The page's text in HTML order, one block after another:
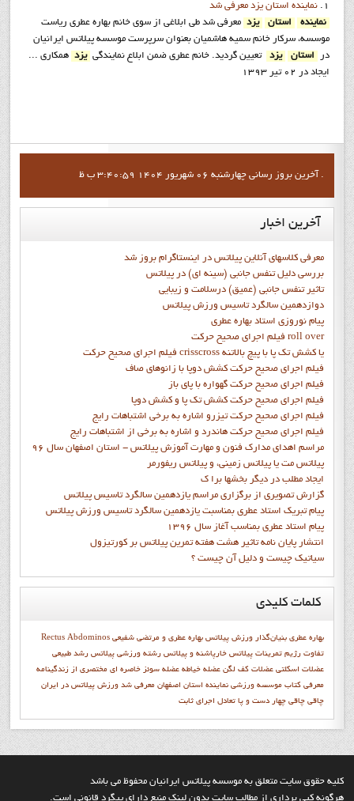
1.
نماينده استان يزد معرفي شد
نماينده
استان يزد معرفي شد طي ابلاغي از سوي خانم بهاره عطري رياست
موسسه، سرکار خانم سميه هاشميان بعنوان سرپرست موسسه پيلاتس ايرانيان
در
استان يزد تعيين گرديد. خانم عطری ضمن ابلاع نمایندگی يزد همکاری ...
ایجاد در 02 تیر 1393
آخرين بروز رساني چهارشنبه 06 شهریور 1404 3:40:59 ب ظ .
آخرین اخبار
معرفی کلاسهای آنلاین پیلاتس در اینستاگرام بروز شد
بررسی دلیل تنفس جانبی (سینه ای) در پیلاتس
تاثیر تنفس جانبی (عمیق) درسلامت و زیبایی
دوازدهمين سالگرد تاسيس ورزش پيلاتس
پيام نوروزي استاد بهاره عطري
فيلم اجراي صحيح حرکت roll over
فيلم اجراي صحيح حركت crisscross يا كشش تك پا با پيچ بالاتنه
فيلم اجراي صحيح حرکت كشش دوپا با زانوهاي صاف
فيلم اجراي صحيح حرکت گهواره با پاي باز
فيلم اجراي صحيح حرکت کشش تک پا و کشش دوپا
فيلم اجراي صحيح حرکت تيزرو اشاره به برخي اشتباهات رايج
فيلم اجراي صحيح حرکت هاندرد و اشاره به برخي از اشتباهات رايج
مراسم اهدای مدارک فنون و مهارت آموزش پیلاتس - استان اصفهان سال 96
پیلاتس مت یا پیلاتس زمینی، و پیلاتس ریفورمر
ايجاد مطلب در ديگر بخشها برا ک
گزارش تصويري از برگزاري مراسم يازدهمين سالگرد تاسيس پيلاتس
پيام تبريک استاد عطري بمناسبت يازدهمين سالگرد تاسيس ورزش پيلاتس
پيام استاد عطري بمناسب آغاز سال 1396
انتشار پايان نامه تاثیر هشت هفته تمرین پیلاتس بر کورتیزول
سیاتیک چیست و دلیل آن چیست ؟
کلماتکلیدی
Rectus Abdominos بهاره عطري بنيان‌گذار ورزش پيلاتس بهاره عطري و مرتضي شفيعي
تفاوت رژيم تمرینات پیلاتس خارپاشنه و پیلاتس رشته ورزشي پيلاتس رشد طبيعي
عضلات اسکلتی عضلات کف لگن عضله خیاطه عضله سوئز خاصره ای مختصري از زندگينامه
معرفي کتاب موسسه ورزشي نماينده استان اصفهان معرفي شد ورزش پيلاتس در ايران
چاقي چاقی چهار دست و پا تعادل اجراي ثابت
کليه حقوق سايت متعلق به موسسه پيلاتس ايرانيان محفوظ مي باشد
هرگونه کپي برداري از مطالب سايت بدون لينک منبع داراي پيگرد قانوني است.